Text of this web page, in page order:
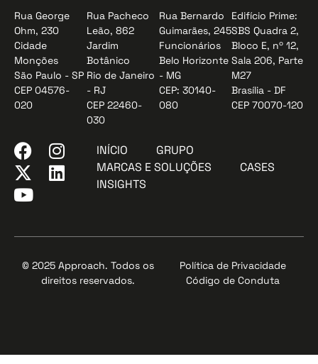
Rua George
Ohm, 230
Cidade
Monções
São Paulo - SP
CEP 04576-
020
Rua Pacheco
Leão, 862
Jardim
Botânico
Rio de Janeiro
- RJ
CEP 22460-
030
Rua Bernardo
Guimarães, 245
Funcionários
Belo Horizonte
- MG
CEP: 30140-
080
Edifício Prime:
SBS Quadra 2,
Bloco E, nº 12,
Sala 206, Parte
M27
Brasília - DF
CEP 70070-120
INÍCIO
GRUPO
MARCAS E SOLUÇÕES
CASES
INSIGHTS
© 2025 Approach. Todos os
direitos reservados.
Política de Privacidade
Código de Conduta